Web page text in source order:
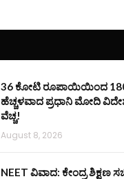
36 ಕೋಟಿ ರೂಪಾಯಿಯಿಂದ
ಹೆಚ್ಚಳವಾದ ಪ್ರಧಾನಿ ಮೋದಿ
ವೆಚ್ಚ!
August 8, 2026
NEET ವಿವಾದ: ಕೇಂದ್ರ ಶಿಕ್ಷಣ